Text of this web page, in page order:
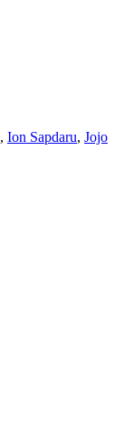
, Ion Sapdaru, Jojo